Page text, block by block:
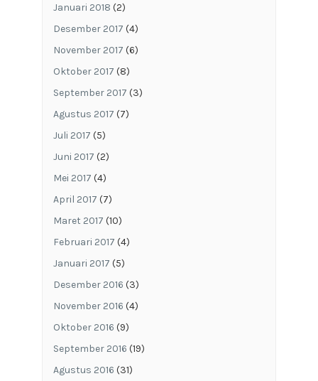
Januari 2018 (2)
Desember 2017 (4)
November 2017 (6)
Oktober 2017 (8)
September 2017 (3)
Agustus 2017 (7)
Juli 2017 (5)
Juni 2017 (2)
Mei 2017 (4)
April 2017 (7)
Maret 2017 (10)
Februari 2017 (4)
Januari 2017 (5)
Desember 2016 (3)
November 2016 (4)
Oktober 2016 (9)
September 2016 (19)
Agustus 2016 (31)